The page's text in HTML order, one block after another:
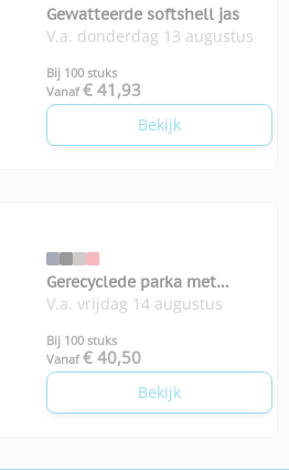
Gewatteerde softshell jas
V.a. donderdag 13 augustus
Bij 100 stuks
Vanaf € 41,93
Bekijk
Gerecyclede parka met
capuchon unisex
V.a. vrijdag 14 augustus
Bij 100 stuks
Vanaf € 40,50
Bekijk